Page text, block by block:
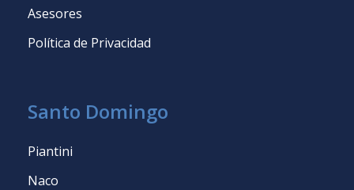
Asesores
Política de Privacidad
Santo Domingo
Piantini
Naco